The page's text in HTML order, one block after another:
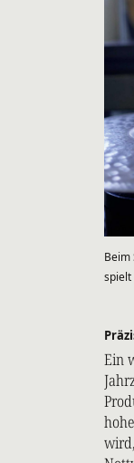
Beim
spielt
Ein